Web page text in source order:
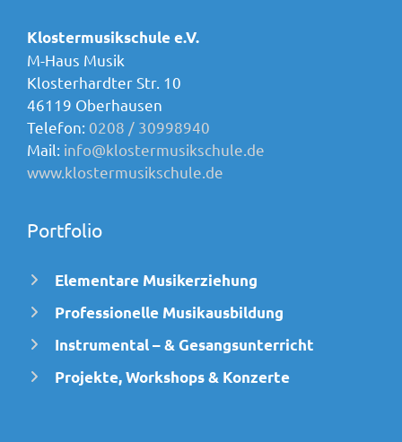
Klostermusikschule e.V.
M-Haus Musik
Klosterhardter Str. 10
46119 Oberhausen
Telefon: 0208 / 30998940
Mail: info@klostermusikschule.de
www.klostermusikschule.de
Portfolio
Elementare Musikerziehung
Professionelle Musikausbildung
Instrumental – & Gesangsunterricht
Projekte, Workshops & Konzerte